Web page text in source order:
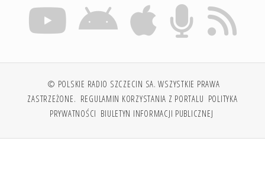
© POLSKIE RADIO SZCZECIN SA. WSZYSTKIE PRAWA
ZASTRZEŻONE. REGULAMIN KORZYSTANIA Z PORTALU POLITYKA
PRYWATNOŚCI BIULETYN INFORMACJI PUBLICZNEJ